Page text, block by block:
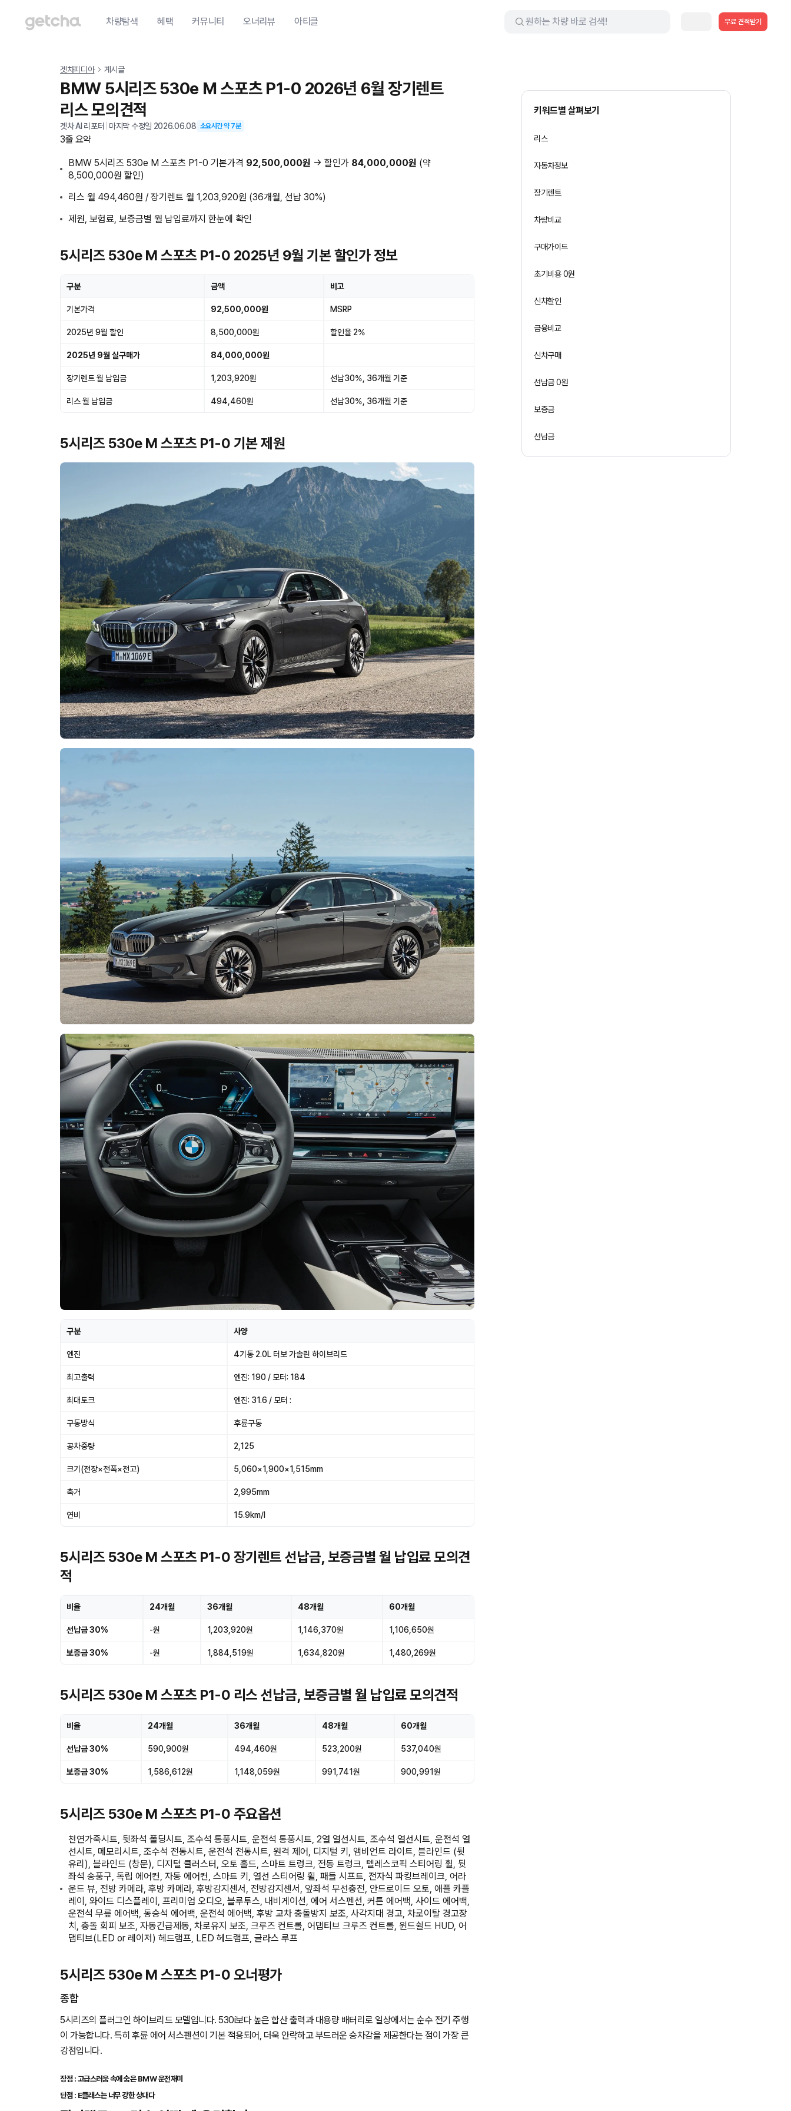
차량탐색 혜택 커뮤니티 오너리뷰 아티클 무료 견적받기
겟차피디아 게시글
BMW 5시리즈 530e M 스포츠 P1-0 2026년 6월 장기렌트
리스 모의견적
겟차 AI 리포터 마지막 수정일 2026.06.08 소요시간 약7분
3줄 요약
BMW 5시리즈 530e M 스포츠 P1-0 기본가격 92,500,000원 → 할인가 84,000,000원 (약
8,500,000원 할인)
리스 월 494,460원 / 장기렌트 월 1,203,920원 (36개월, 선납 30%)
제원, 보험료, 보증금별 월 납입료까지 한눈에 확인
5시리즈 530e M 스포츠 P1-0 2025년 9월 기본 할인가 정보
구분 금액 비고
기본가격 92,500,000원 MSRP
2025년 9월 할인 8,500,000원 할인율 2%
2025년 9월 실구매가 84,000,000원
장기렌트 월 납입금 1,203,920원 선납30%, 36개월 기준
리스 월 납입금 494,460원 선납30%, 36개월 기준
5시리즈 530e M 스포츠 P1-0 기본 제원
구분 사양
엔진 4기통 2.0L 터보 가솔린 하이브리드
최고출력 엔진: 190 / 모터: 184
최대토크 엔진: 31.6 / 모터 :
구동방식 후륜구동
공차중량 2,125
크기(전장×전폭×전고) 5,060×1,900×1,515mm
축거 2,995mm
연비 15.9km/l
5시리즈 530e M 스포츠 P1-0 장기렌트 선납금, 보증금별 월 납입료 모의견
적
비율 24개월 36개월 48개월 60개월
선납금 30% -원 1,203,920원 1,146,370원 1,106,650원
보증금 30% -원 1,884,519원 1,634,820원 1,480,269원
5시리즈 530e M 스포츠 P1-0 리스 선납금, 보증금별 월 납입료 모의견적
비율 24개월 36개월 48개월 60개월
선납금 30% 590,900원 494,460원 523,200원 537,040원
보증금 30% 1,586,612원 1,148,059원 991,741원 900,991원
5시리즈 530e M 스포츠 P1-0 주요옵션
천연가죽시트, 뒷좌석 폴딩시트, 조수석 통풍시트, 운전석 통풍시트, 2열 열선시트, 조수석 열선시트, 운전석 열
선시트, 메모리시트, 조수석 전동시트, 운전석 전동시트, 원격 제어, 디지털 키, 앰비언트 라이트, 블라인드 (뒷
유리), 블라인드 (창문), 디지털 클러스터, 오토 홀드, 스마트 트렁크, 전동 트렁크, 텔레스코픽 스티어링 휠, 뒷
좌석 송풍구, 독립 에어컨, 자동 에어컨, 스마트 키, 열선 스티어링 휠, 패들 시프트, 전자식 파킹브레이크, 어라
운드 뷰, 전방 카메라, 후방 카메라, 후방감지센서, 전방감지센서, 앞좌석 무선충전, 안드로이드 오토, 애플 카플
레이, 와이드 디스플레이, 프리미엄 오디오, 블루투스, 내비게이션, 에어 서스펜션, 커튼 에어백, 사이드 에어백,
운전석 무릎 에어백, 동승석 에어백, 운전석 에어백, 후방 교차 충돌방지 보조, 사각지대 경고, 차로이탈 경고장
치, 충돌 회피 보조, 자동긴급제동, 차로유지 보조, 크루즈 컨트롤, 어댑티브 크루즈 컨트롤, 윈드쉴드 HUD, 어
댑티브(LED or 레이저) 헤드램프, LED 헤드램프, 글라스 루프
5시리즈 530e M 스포츠 P1-0 오너평가
종합
5시리즈의 플러그인 하이브리드 모델입니다. 530i보다 높은 합산 출력과 대용량 배터리로 일상에서는 순수 전기 주행
이 가능합니다. 특히 후륜 에어 서스펜션이 기본 적용되어, 더욱 안락하고 부드러운 승차감을 제공한다는 점이 가장 큰
강점입니다.
장점 : 고급스러움 속에 숨은 BMW 운전재미
단점 : E클래스는 너무 강한 상대다
키워드별 살펴보기
리스
자동차정보
장기렌트
차량비교
구매가이드
초기비용 0원
신차할인
금융비교
신차구매
선납금 0원
보증금
선납금